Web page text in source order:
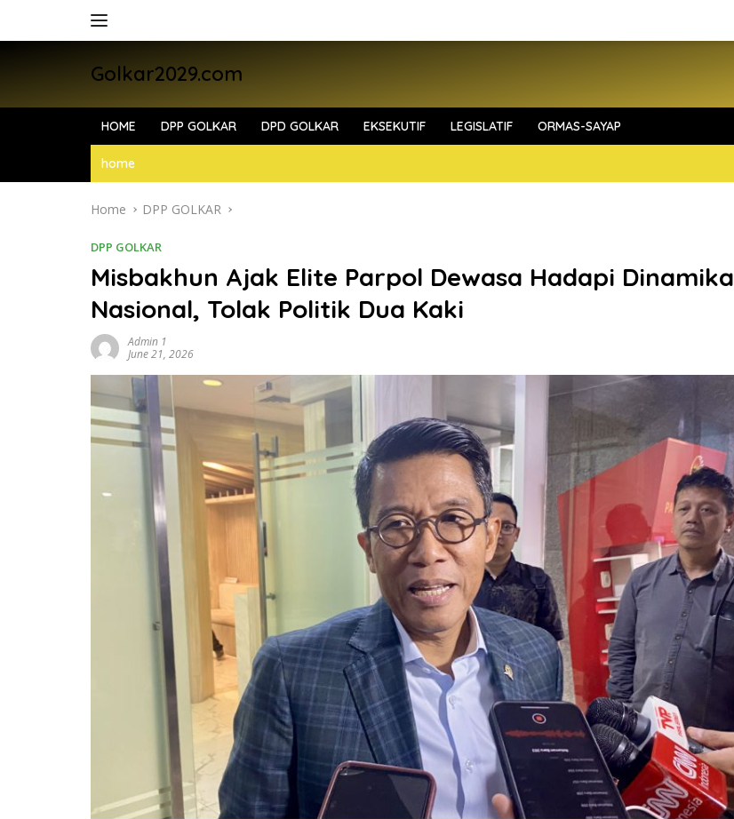
Golkar2029.com
HOME DPP GOLKAR DPD GOLKAR EKSEKUTIF LEGISLATIF ORMAS-SAYAP
home
Home DPP GOLKAR
DPP GOLKAR
Misbakhun Ajak Elite Parpol Dewasa Hadapi Dinamika
Nasional, Tolak Politik Dua Kaki
Admin 1
June 21, 2026